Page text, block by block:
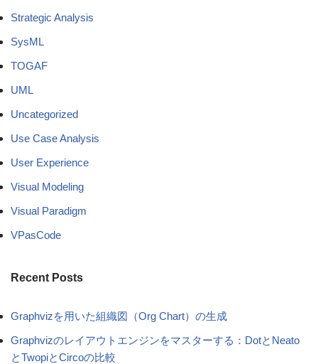
Strategic Analysis
SysML
TOGAF
UML
Uncategorized
Use Case Analysis
User Experience
Visual Modeling
Visual Paradigm
VPasCode
Recent Posts
Graphvizを用いた組織図（Org Chart）の生成
Graphvizのレイアウトエンジンをマスターする：DotとNeato
とTwopiとCircoの比較